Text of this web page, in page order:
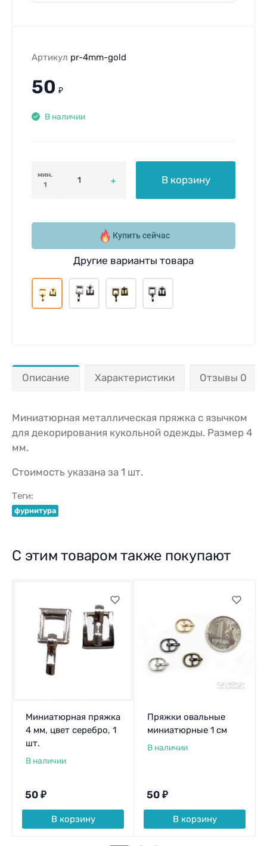
Артикул pr-4mm-gold
50 ₽
В наличии
мин.
1
В корзину
Купить сейчас
Другие варианты товара
Описание Характеристики Отзывы 0
Миниатюрная металлическая пряжка с язычком
для декорирования кукольной одежды. Размер 4
мм.
Стоимость указана за 1 шт.
Теги:
фурнитура
С этим товаром также покупают
Миниатюрная пряжка
4 мм, цвет серебро, 1
шт.
В наличии
50 ₽
В корзину
Пряжки овальные
миниатюрные 1 см
В наличии
50 ₽
В корзину